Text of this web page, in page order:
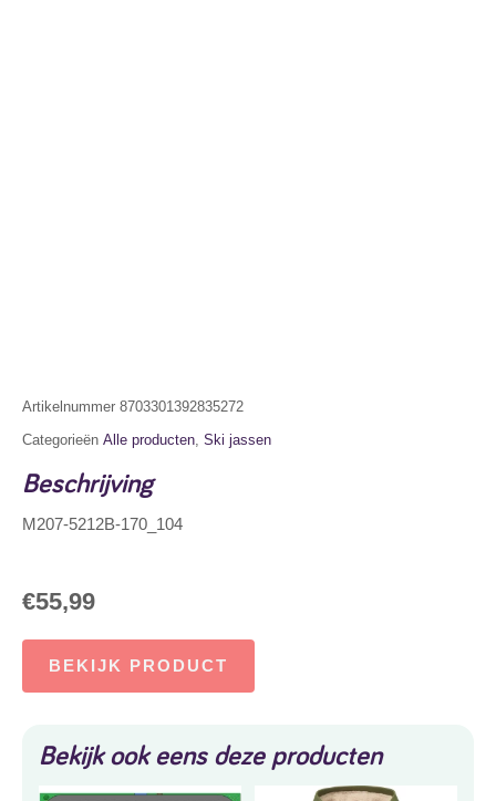
Artikelnummer 8703301392835272
Categorieën Alle producten, Ski jassen
Beschrijving
M207-5212B-170_104
€55,99
BEKIJK PRODUCT
Bekijk ook eens deze producten